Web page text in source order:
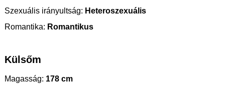
Szexuális irányultság: Heteroszexuális
Romantika: Romantikus
Külsőm
Magasság: 178 cm